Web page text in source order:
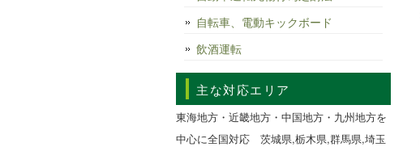
自転車、電動キックボード
飲酒運転
主な対応エリア
東海地方・近畿地方・中国地方・九州地方を
中心に全国対応 茨城県,栃木県,群馬県,埼玉